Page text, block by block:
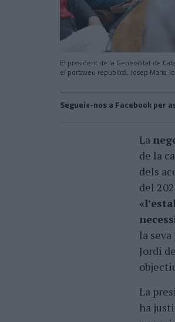
El president de la Generalitat de
el portaveu republicà, Josep Maria
Segueix-nos a Facebook
La
de la
dels
del
la
Jordi
La
ha